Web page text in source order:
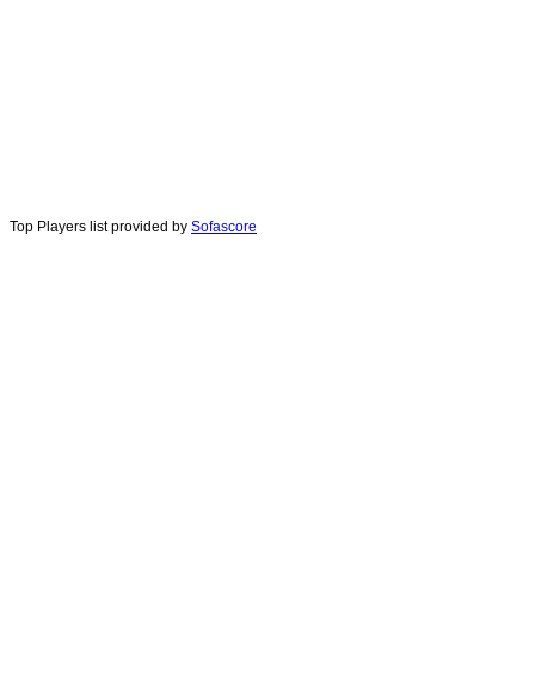
Top Players list provided by Sofascore